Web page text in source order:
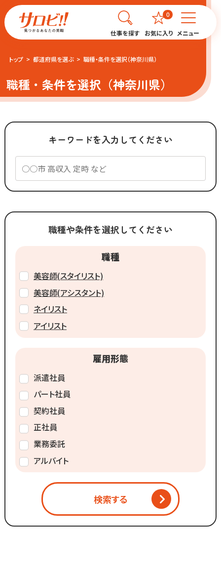
仕事を探す お気に入り
0
メニュー
トップ 都道府県を選ぶ 職種・条件を選択（神奈川県）
職種・条件を選択（神奈川県）
キーワードを入力してください
職種や条件を選択してください
職種
美容師(スタイリスト)
美容師(アシスタント)
ネイリスト
アイリスト
雇用形態
派遣社員
パート社員
契約社員
正社員
業務委託
アルバイト
検索する